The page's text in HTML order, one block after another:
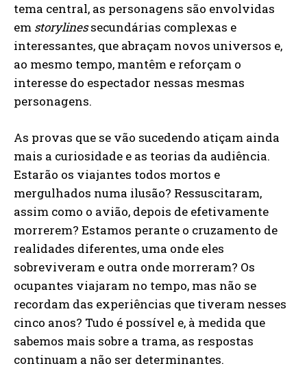
tema central, as personagens são envolvidas
em storylinessecundárias complexas e
interessantes, que abraçam novos universos e,
ao mesmo tempo, mantêm e reforçam o
interesse do espectador nessas mesmas
personagens.
As provas que se vão sucedendo atiçam ainda
mais a curiosidade e as teorias da audiência.
Estarão os viajantes todos mortos e
mergulhados numa ilusão? Ressuscitaram,
assim como o avião, depois de efetivamente
morrerem? Estamos perante o cruzamento de
realidades diferentes, uma onde eles
sobreviveram e outra onde morreram? Os
ocupantes viajaram no tempo, mas não se
recordam das experiências que tiveram nesses
cinco anos? Tudo é possível e, à medida que
sabemos mais sobre a trama, as respostas
continuam a não ser determinantes.